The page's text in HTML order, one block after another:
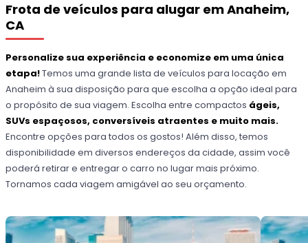
Frota de veículos para alugar em Anaheim,
CA
Personalize sua experiência e economize em uma única
etapa!Temos uma grande lista de veículos para locação em
Anaheim à sua disposição para que escolha a opção ideal para
o propósito de sua viagem. Escolha entre compactos ágeis,
SUVs espaçosos, conversíveis atraentes e muito mais.
Encontre opções para todos os gostos! Além disso, temos
disponibilidade em diversos endereços da cidade, assim você
poderá retirar e entregar o carro no lugar mais próximo.
Tornamos cada viagem amigável ao seu orçamento.